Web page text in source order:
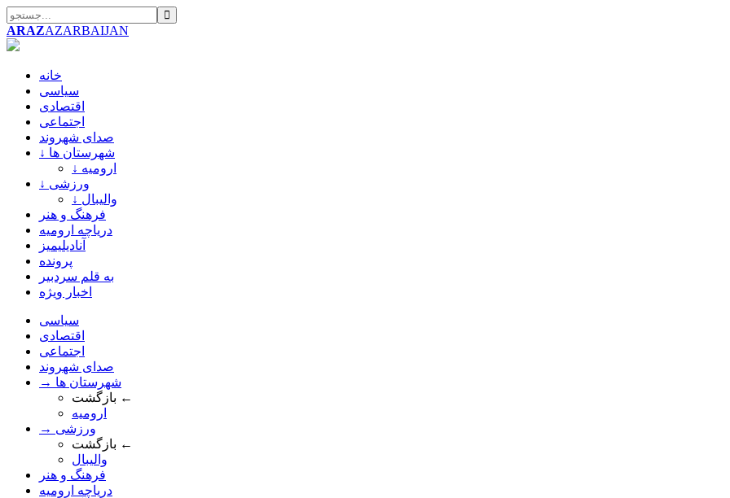
ARAZAZARBAIJAN
خانه
سیاسی
اقتصادی
اجتماعی
صدای شهروند
↓ شهرستان ها
↓ ارومیه
↓ ورزشی
↓ والیبال
فرهنگ و هنر
دریاچه ارومیه
آنادیلیمیز
پرونده
به قلم سردبیر
اخبار ویژه
سیاسی
اقتصادی
اجتماعی
صدای شهروند
→ شهرستان ها
بازگشت ←
ارومیه
→ ورزشی
بازگشت ←
والیبال
فرهنگ و هنر
دریاچه ارومیه